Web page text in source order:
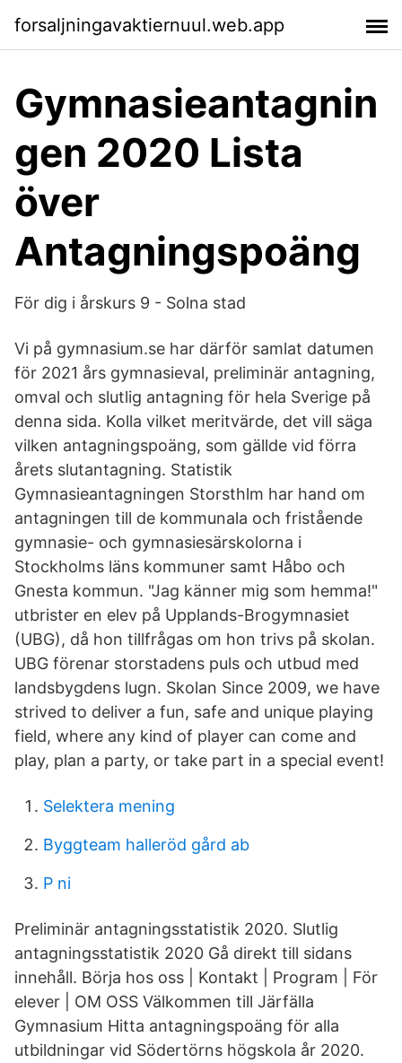
forsaljningavaktiernuul.web.app
Gymnasieantagnin
gen 2020 Lista
över
Antagningspoäng
För dig i årskurs 9 - Solna stad
Vi på gymnasium.se har därför samlat datumen
för 2021 års gymnasieval, preliminär antagning,
omval och slutlig antagning för hela Sverige på
denna sida. Kolla vilket meritvärde, det vill säga
vilken antagningspoäng, som gällde vid förra
årets slutantagning. Statistik
Gymnasieantagningen Storsthlm har hand om
antagningen till de kommunala och fristående
gymnasie- och gymnasiesärskolorna i
Stockholms läns kommuner samt Håbo och
Gnesta kommun. "Jag känner mig som hemma!"
utbrister en elev på Upplands-Brogymnasiet
(UBG), då hon tillfrågas om hon trivs på skolan.
UBG förenar storstadens puls och utbud med
landsbygdens lugn. Skolan Since 2009, we have
strived to deliver a fun, safe and unique playing
field, where any kind of player can come and
play, plan a party, or take part in a special event!
Selektera mening
Byggteam halleröd gård ab
P ni
Preliminär antagningsstatistik 2020. Slutlig
antagningsstatistik 2020 Gå direkt till sidans
innehåll. Börja hos oss | Kontakt | Program | För
elever | OM OSS Välkommen till Järfälla
Gymnasium Hitta antagningspoäng för alla
utbildningar vid Södertörns högskola år 2020.